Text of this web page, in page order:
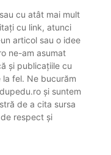
cu atât mai mult
cu link, atunci
articol sau o idee
ne-am asumat
și publicațiile cu
fel. Ne bucurăm
și suntem
de a cita sursa
respect și